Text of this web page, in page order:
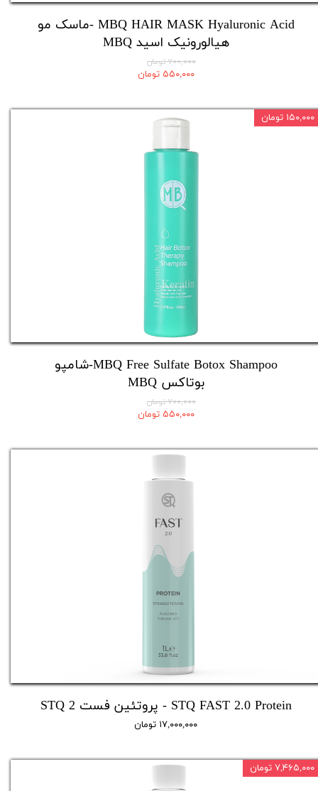
MBQ HAIR MASK Hyaluronic Acid -ماسک مو
هیالورونیک اسید MBQ​​​​​​​
۷۰۰,۰۰۰ تومان
۵۵۰,۰۰۰ تومان
MBQ Free Sulfate Botox Shampoo-شامپو
بوتاکس MBQ​​​​​​​
۷۰۰,۰۰۰ تومان
۵۵۰,۰۰۰ تومان
۱۵۰,۰۰۰ تومان
STQ FAST 2.0​​​​​​​ Protein - ​پروتئین فست 2 STQ
۱۷,۰۰۰,۰۰۰ تومان
۷,۴۶۵,۰۰۰ تومان